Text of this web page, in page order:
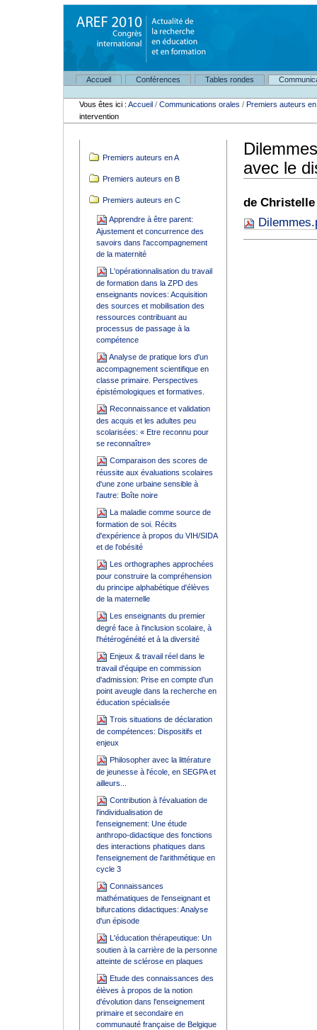
Accueil
Conférences Tables rondes
Outils
personnels
Vous êtes ici : Accueil /Communications orales /Premiers auteurs
intervention
Premiers auteurs en A
Premiers auteurs en B
Premiers auteurs en C
Apprendre à être parent:
Ajustement et concurrence des
savoirs dans l'accompagnement
de la maternité
L'opérationnalisation du travail
de formation dans la ZPD des
enseignants novices: Acquisition
des sources et mobilisation des
ressources contribuant au
processus de passage à la
compétence
Analyse de pratique lors d'un
accompagnement scientifique en
classe primaire. Perspectives
épistémologiques et formatives.
Reconnaissance et validation
des acquis et les adultes peu
scolarisées: « Etre reconnu pour
se reconnaître»
Comparaison des scores de
réussite aux évaluations scolaires
d'une zone urbaine sensible à
l'autre: Boîte noire
La maladie comme source de
formation de soi. Récits
d'expérience à propos du VIH/SIDA
et de l'obésité
Les orthographes approchées
pour construire la compréhension
du principe alphabétique d'élèves
de la maternelle
Les enseignants du premier
degré face à l'inclusion scolaire, à
l'hétérogénéité et à la diversité
Enjeux & travail réel dans le
travail d'équipe en commission
d'admission: Prise en compte d'un
point aveugle dans la recherche en
éducation spécialisée
Trois situations de déclaration
de compétences: Dispositifs et
enjeux
Philosopher avec la littérature
de jeunesse à l'école, en SEGPA et
ailleurs...
Contribution à l'évaluation de
l'individualisation de
l'enseignement: Une étude
anthropo-didactique des fonctions
des interactions phatiques dans
l'enseignement de l'arithmétique en
cycle 3
Connaissances
mathématiques de l'enseignant et
bifurcations didactiques: Analyse
d'un épisode
L'éducation thérapeutique: Un
soutien à la carrière de la personne
atteinte de sclérose en plaques
Etude des connaissances des
élèves à propos de la notion
d'évolution dans l'enseignement
primaire et secondaire en
communauté française de Belgique
avec le
de